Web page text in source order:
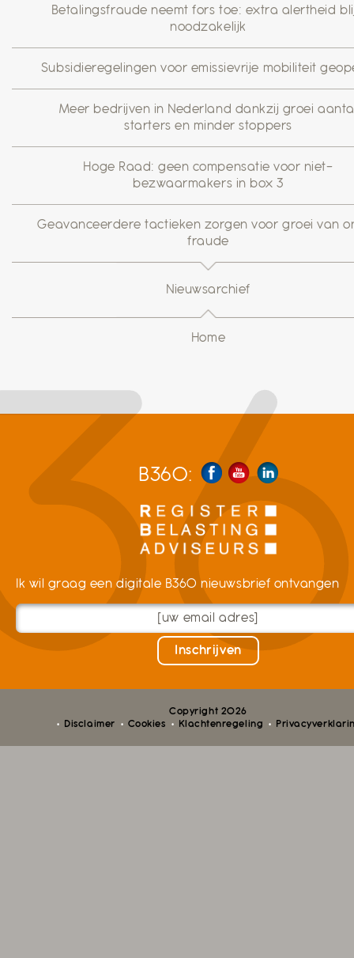
Betalingsfraude neemt fors toe: extra alertheid
noodzakelijk
Subsidieregelingen voor emissievrije mobiliteit
Meer bedrijven in Nederland dankzij groei
starters en minder stoppers
Hoge Raad: geen compensatie voor niet-
bezwaarmakers in box 3
Geavanceerdere tactieken zorgen voor groei van
fraude
Nieuwsarchief
Home
B360:
Ik wil graag een digitale B360 nieuwsbrief ontvangen
Copyright 2026
Disclaimer
Cookies Klachtenregeling